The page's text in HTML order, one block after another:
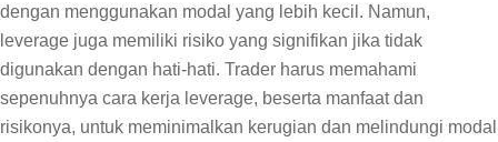
dengan menggunakan modal yang lebih kecil. Namun,
leverage juga memiliki risiko yang signifikan jika tidak
digunakan dengan hati-hati. Trader harus memahami
sepenuhnya cara kerja leverage, beserta manfaat dan
risikonya, untuk meminimalkan kerugian dan melindungi modal